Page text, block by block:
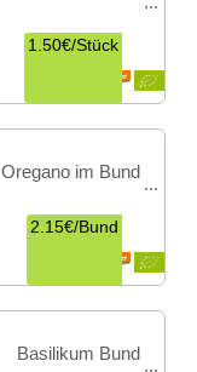
1.50€/Stück
Oregano im Bund
2.15€/Bund
Basilikum Bund